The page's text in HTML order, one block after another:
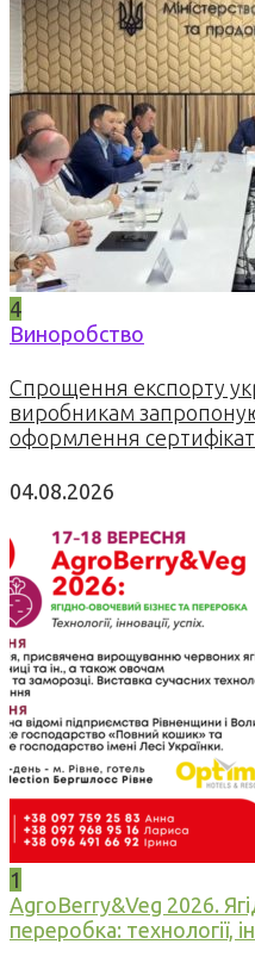
4
Виноробство
Спрощення експорту
виробникам
оформлення
04.08.2026
1
AgroBerry&Veg 2026.
переробка: технології,